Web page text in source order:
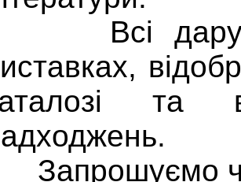
Всі
та
Запрошуємо